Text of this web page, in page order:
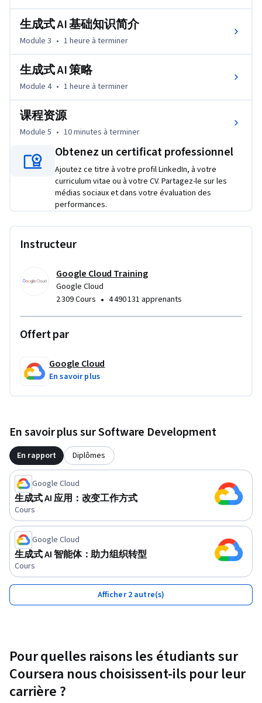
生成式 AI 基础知识简介
Module 3 • 1 heure à terminer
生成式 AI 策略
Module 4 • 1 heure à terminer
课程资源
Module 5 • 10 minutes à terminer
Obtenez un certificat professionnel
Ajoutez ce titre à votre profil LinkedIn, à votre
curriculum vitae ou à votre CV. Partagez-le sur les
médias sociaux et dans votre évaluation des
performances.
Instructeur
Google Cloud Training
Google Cloud
2 309 Cours • 4 490 131 apprenants
Offert par
Google Cloud
En savoir plus
En savoir plus sur Software Development
En rapport Diplômes
Google Cloud
生成式 AI 应用：改变工作方式
Cours
Google Cloud
生成式 AI 智能体：助力组织转型
Cours
Afficher 2 autre(s)
Pour quelles raisons les étudiants sur
Coursera nous choisissent-ils pour leur
carrière ?